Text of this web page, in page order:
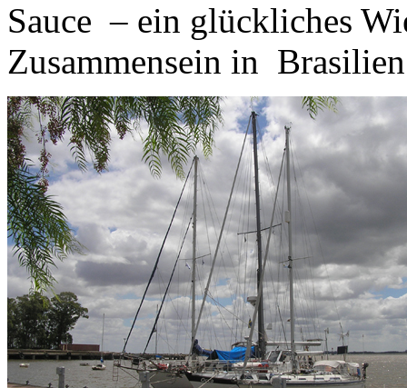
Sauce – ein glückliches
Zusammensein in